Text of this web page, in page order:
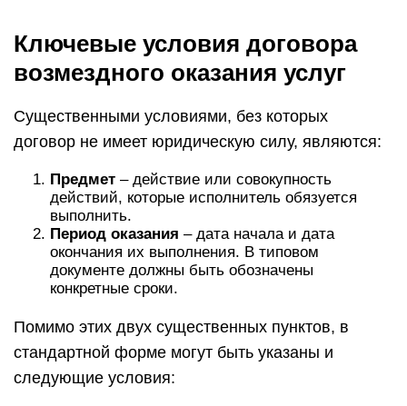
Ключевые условия договора
возмездного оказания услуг
Существенными условиями, без которых
договор не имеет юридическую силу, являются:
Предмет – действие или совокупность
действий, которые исполнитель обязуется
выполнить.
Период оказания – дата начала и дата
окончания их выполнения. В типовом
документе должны быть обозначены
конкретные сроки.
Помимо этих двух существенных пунктов, в
стандартной форме могут быть указаны и
следующие условия: